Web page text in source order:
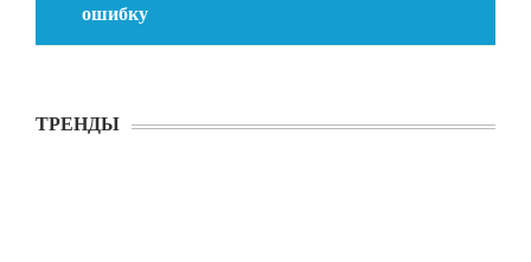
ошибку
ТРЕНДЫ